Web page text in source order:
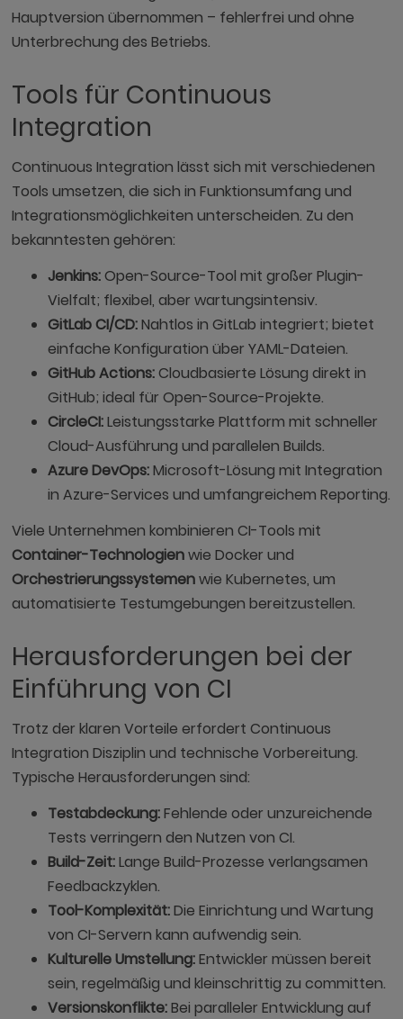
Hauptversion übernommen – fehlerfrei und ohne
Unterbrechung des Betriebs.
Tools für Continuous
Integration
Continuous Integration lässt sich mit verschiedenen
Tools umsetzen, die sich in Funktionsumfang und
Integrationsmöglichkeiten unterscheiden. Zu den
bekanntesten gehören:
Jenkins:Open-Source-Tool mit großer Plugin-
Vielfalt; flexibel, aber wartungsintensiv.
GitLab CI/CD:Nahtlos in GitLab integriert; bietet
einfache Konfiguration über YAML-Dateien.
GitHub Actions:Cloudbasierte Lösung direkt in
GitHub; ideal für Open-Source-Projekte.
CircleCI:Leistungsstarke Plattform mit schneller
Cloud-Ausführung und parallelen Builds.
Azure DevOps:Microsoft-Lösung mit Integration
in Azure-Services und umfangreichem Reporting.
Viele Unternehmen kombinieren CI-Tools mit
Container-Technologienwie Docker und
Orchestrierungssystemenwie Kubernetes, um
automatisierte Testumgebungen bereitzustellen.
Herausforderungen bei der
Einführung von CI
Trotz der klaren Vorteile erfordert Continuous
Integration Disziplin und technische Vorbereitung.
Typische Herausforderungen sind:
Testabdeckung:Fehlende oder unzureichende
Tests verringern den Nutzen von CI.
Build-Zeit:Lange Build-Prozesse verlangsamen
Feedbackzyklen.
Tool-Komplexität:Die Einrichtung und Wartung
von CI-Servern kann aufwendig sein.
Kulturelle Umstellung:Entwickler müssen bereit
sein, regelmäßig und kleinschrittig zu committen.
Versionskonflikte:Bei paralleler Entwicklung auf